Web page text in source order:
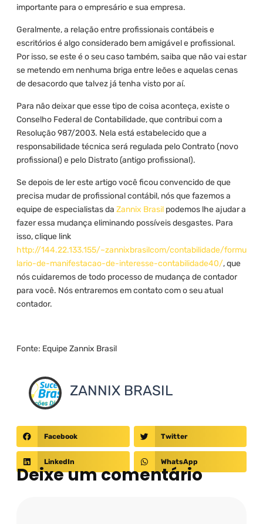
importante para o empresário e sua empresa.
Geralmente, a relação entre profissionais contábeis e
escritórios é algo considerado bem amigável e profissional.
Por isso, se este é o seu caso também, saiba que não vai estar
se metendo em nenhuma briga entre leões e aquelas cenas
de desacordo que talvez já tenha visto por aí.
Para não deixar que esse tipo de coisa aconteça, existe o
Conselho Federal de Contabilidade, que contribui com a
Resolução 987/2003. Nela está estabelecido que a
responsabilidade técnica será regulada pelo Contrato (novo
profissional) e pelo Distrato (antigo profissional).
Se depois de ler este artigo você ficou convencido de que
precisa mudar de profissional contábil, nós que fazemos a
equipe de especialistas da Zannix Brasil podemos lhe ajudar a
fazer essa mudança eliminando possíveis desgastes. Para
isso, clique link
http://144.22.133.155/~zannixbrasilcom/contabilidade/formu
lario-de-manifestacao-de-interesse-contabilidade40/, que
nós cuidaremos de todo processo de mudança de contador
para você. Nós entraremos em contato com o seu atual
contador.
Fonte: Equipe Zannix Brasil
ZANNIX BRASIL
Facebook Twitter
LinkedIn WhatsApp
Deixe um comentário